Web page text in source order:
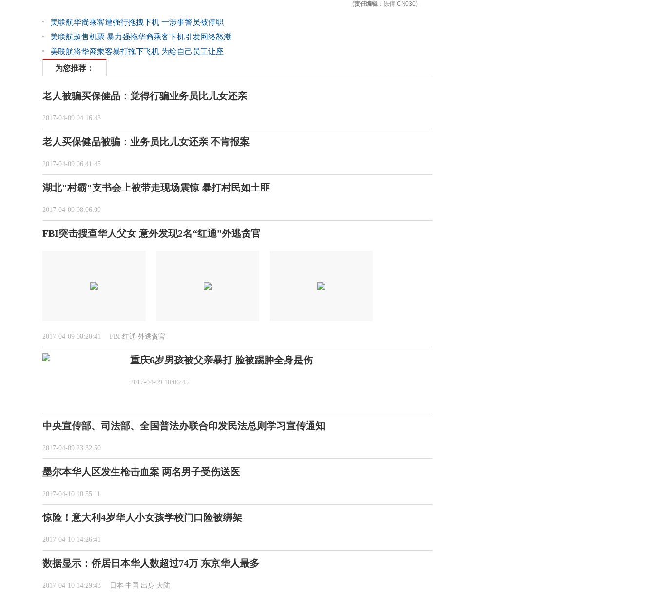
(责任编辑 ：陈倩 CN030)
美联航华裔乘客遭强行拖拽下机 一涉事警员被停职
美联航超售机票 暴力强拖华裔乘客下机引发网络怒潮
美联航将华裔乘客暴打拖下飞机 为给自己员工让座
为您推荐：
老人被骗买保健品：觉得行骗业务员比儿女还亲
2017-04-09 04:16:43
老人买保健品被骗：业务员比儿女还亲 不肯报案
2017-04-09 06:41:45
湖北"村霸"支书会上被带走现场震惊 暴打村民如土匪
2017-04-09 08:06:09
FBI突击搜查华人父女 意外发现2名“红通”外逃贪官
2017-04-09 08:20:41 FBI 红通 外逃贪官
重庆6岁男孩被父亲暴打 脸被踢肿全身是伤
2017-04-09 10:06:45
中央宣传部、司法部、全国普法办联合印发民法总则学习宣传通知
2017-04-09 23:32:50
墨尔本华人区发生枪击血案 两名男子受伤送医
2017-04-10 10:55:11
惊险！意大利4岁华人小女孩学校门口险被绑架
2017-04-10 14:26:41
数据显示：侨居日本华人数超过74万 东京华人最多
2017-04-10 14:29:43 日本 中国 出身 大陆